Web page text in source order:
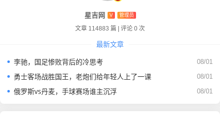
不仅仅是裁判：她是无数女孩的灯塔
当她打开电视，看到的全是男人，她可能会觉得：“哦，这个
星吉网 V 管理员
文章 114883 篇 | 评论 0 次
最新文章
08/01
李驰，国足惨败背后的冷思考
08/01
勇士客场战胜国王，老炮们给年轻人上了一课
08/01
俄罗斯vs丹麦，手球赛场谁主沉浮